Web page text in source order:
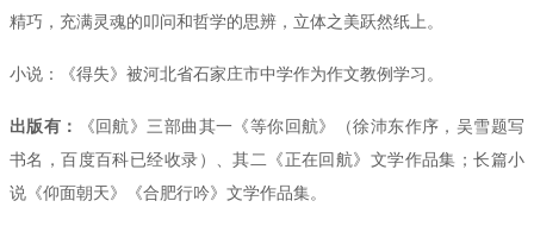
精巧，充满灵魂的叩问和哲学的思辨，立体之美跃然纸上。
小说：《得失》被河北省石家庄市中学作为作文教例学习。
出版有：
《回航》三部曲其一《等你回航》（徐沛东作序，吴雪题写
书名，百度百科已经收录）、其二《正在回航》文学作品集；长篇小
说《仰面朝天》《合肥行吟》文学作品集。